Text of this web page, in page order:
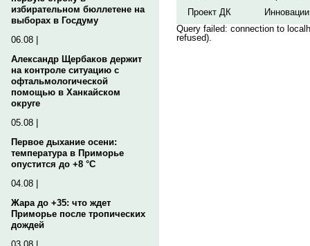
избирательном бюллетене на
выборах в Госдуму
06.08 |
Александр Щербаков держит
на контроле ситуацию с
офтальмологической
помощью в Ханкайском
округе
05.08 |
Первое дыхание осени:
температура в Приморье
опустится до +8 °C
04.08 |
Жара до +35: что ждет
Приморье после тропических
дождей
Проект ДК
Инновации
Query failed: connection to
refused).